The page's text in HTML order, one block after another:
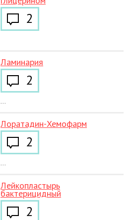
2
Ламинария
2
...
Лоратадин-Хемофарм
2
...
Лейкопластырь
бактерицидный
2